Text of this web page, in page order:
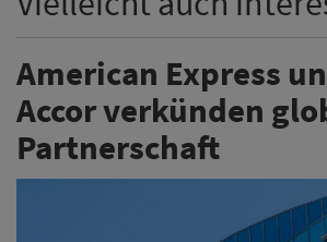
American Express
Accor verkünden
Partnerschaft